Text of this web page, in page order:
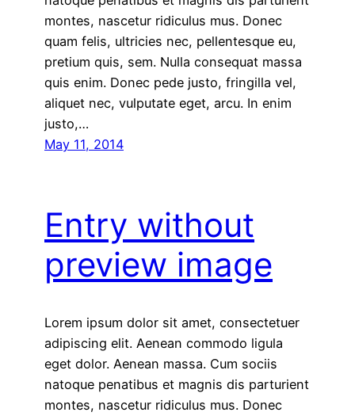
montes, nascetur ridiculus mus. Donec
quam felis, ultricies nec, pellentesque eu,
pretium quis, sem. Nulla consequat massa
quis enim. Donec pede justo, fringilla vel,
aliquet nec, vulputate eget, arcu. In enim
justo,…
May 11, 2014
Entry without
preview image
Lorem ipsum dolor sit amet, consectetuer
adipiscing elit. Aenean commodo ligula
eget dolor. Aenean massa. Cum sociis
natoque penatibus et magnis dis parturient
montes, nascetur ridiculus mus. Donec